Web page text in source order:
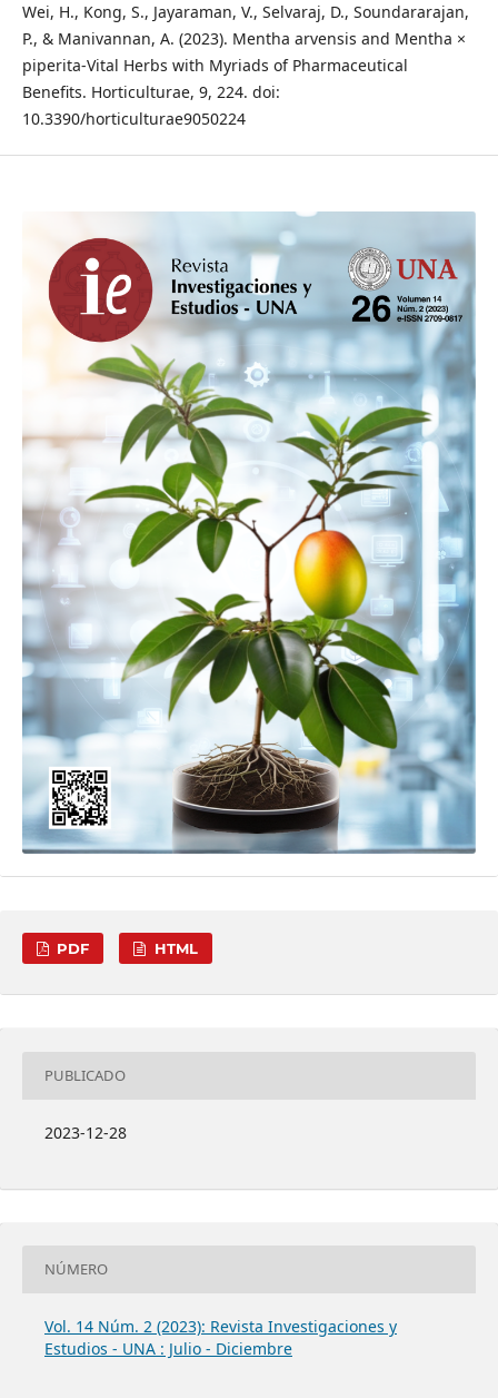
Wei, H., Kong, S., Jayaraman, V., Selvaraj, D., Soundararajan,
P., & Manivannan, A. (2023). Mentha arvensis and Mentha ×
piperita-Vital Herbs with Myriads of Pharmaceutical
Benefits. Horticulturae, 9, 224. doi:
10.3390/horticulturae9050224
PDF HTML
PUBLICADO
2023-12-28
NÚMERO
Vol. 14 Núm. 2 (2023): Revista Investigaciones y
Estudios - UNA : Julio - Diciembre